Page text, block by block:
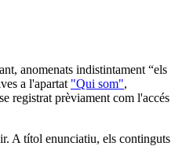
anomenats indistintament “els
a l'apartat "Qui som",
registrat prèviament com l'accés
A títol enunciatiu, els continguts